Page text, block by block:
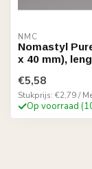
NMC
Nomastyl
x 40 mm),
€5,58
Stukprijs: €2,79 /
Op voorraad